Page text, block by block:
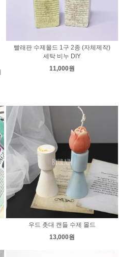
빨래판 수제몰드 1구 2종 (자체제작)
세탁 비누 DIY
11,000원
우드 촛대 캔들 수제 몰드
13,000원